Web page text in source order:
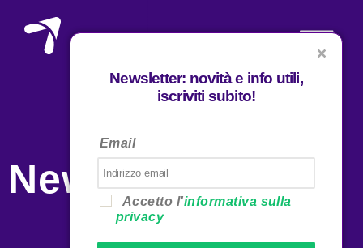
News
Newsletter: novità e info utili,
iscriviti subito!
Email
Accetto l'informativa sulla
privacy